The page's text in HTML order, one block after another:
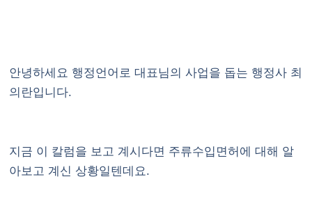
안녕하세요 행정언어로 대표님의 사업을 돕는 행정사 최
의란입니다.
지금 이 칼럼을 보고 계시다면 주류수입면허에 대해 알
아보고 계신 상황일텐데요.